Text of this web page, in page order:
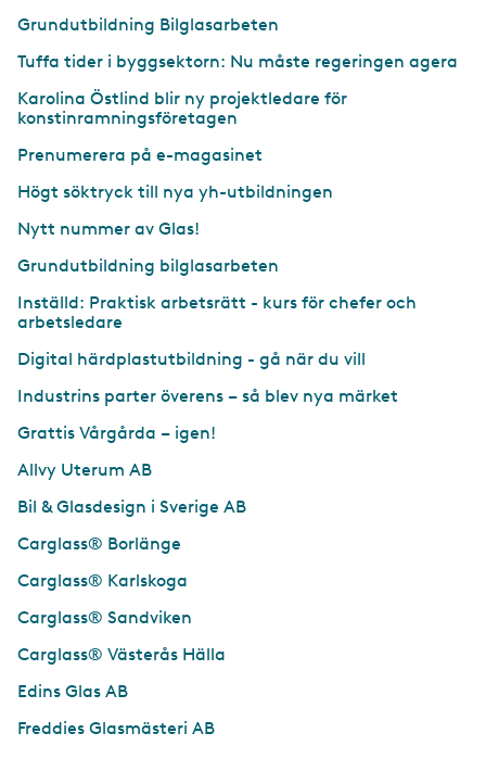
Grundutbildning Bilglasarbeten
Tuffa tider i byggsektorn: Nu måste regeringen agera
Karolina Östlind blir ny projektledare för
konstinramningsföretagen
Prenumerera på e-magasinet
Högt söktryck till nya yh-utbildningen
Nytt nummer av Glas!
Grundutbildning bilglasarbeten
Inställd: Praktisk arbetsrätt - kurs för chefer och
arbetsledare
Digital härdplastutbildning - gå när du vill
Industrins parter överens – så blev nya märket
Grattis Vårgårda – igen!
Allvy Uterum AB
Bil & Glasdesign i Sverige AB
Carglass® Borlänge
Carglass® Karlskoga
Carglass® Sandviken
Carglass® Västerås Hälla
Edins Glas AB
Freddies Glasmästeri AB